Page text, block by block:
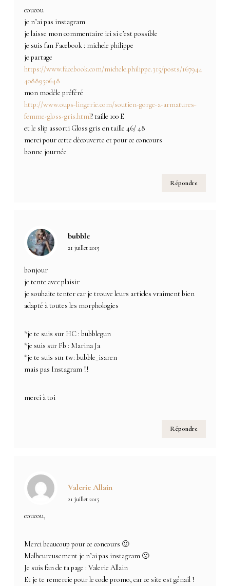
coucou
je n’ai pas instagram
je laisse mon commentaire ici si c’est possible
je suis fan Facebook : michele philippe
je partage
https://www.facebook.com/michele.philippe.315/posts/167944
4088950648
mon modèle préféré
http://www.oups-lingerie.com/soutien-gorge-a-armatures-
femme-gloss-gris.html? taille 100 E
et le slip assorti Gloss gris en taille 46/ 48
merci pour cette découverte et pour ce concours
bonne journée
Répondre
bubble
21 juillet 2015
bonjour
je tente avec plaisir
je souhaite tenter car je trouve leurs articles vraiment bien
adapté à toutes les morphologies
*je te suis sur HC : bubblegun
*je suis sur Fb : Marina Ja
*je te suis sur tw: bubble_isaren
mais pas Instagram !!
merci à toi
Répondre
Valerie Allain
21 juillet 2015
coucou,
Merci beaucoup pour ce concours 🙂
Malheureusement je n’ai pas instagram 🙁
Je suis fan de ta page : Valerie Allain
Et je te remercie pour le code promo, car ce site est génail !